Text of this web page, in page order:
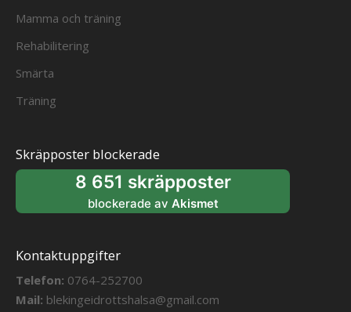
Mamma och träning
Rehabilitering
Smärta
Träning
Skräpposter blockerade
8 651 skräpposter
blockerade av Akismet
Kontaktuppgifter
Telefon: 0764-252700
Mail: blekingeidrottshalsa@gmail.com